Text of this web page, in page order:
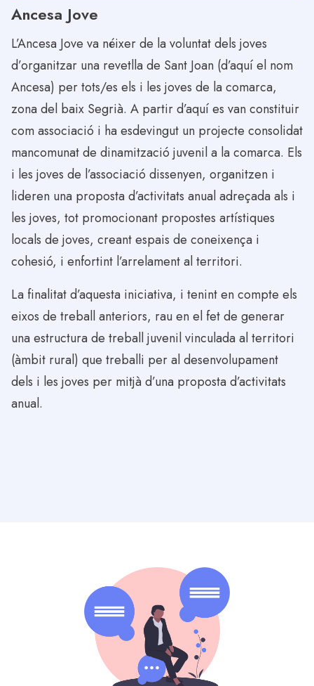
Ancesa Jove
L’Ancesa Jove va néixer de la voluntat dels joves
d’organitzar una revetlla de Sant Joan (d’aquí el nom
Ancesa) per tots/es els i les joves de la comarca,
zona del baix Segrià. A partir d’aquí es van constituir
com associació i ha esdevingut un projecte consolidat
mancomunat de dinamització juvenil a la comarca. Els
i les joves de l’associació dissenyen, organitzen i
lideren una proposta d’activitats anual adreçada als i
les joves, tot promocionant propostes artístiques
locals de joves, creant espais de coneixença i
cohesió, i enfortint l’arrelament al territori.
La finalitat d’aquesta iniciativa, i tenint en compte els
eixos de treball anteriors, rau en el fet de generar
una estructura de treball juvenil vinculada al territori
(àmbit rural) que treballi per al desenvolupament
dels i les joves per mitjà d’una proposta d’activitats
anual.